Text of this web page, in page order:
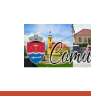
conținut